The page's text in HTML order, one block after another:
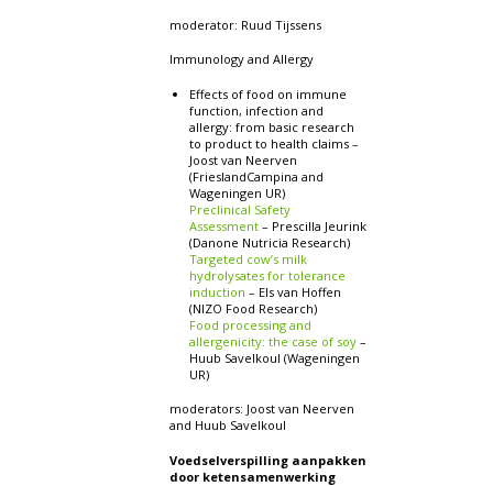
moderator: Ruud Tijssens
Immunology and Allergy
Effects of food on immune
function, infection and
allergy: from basic research
to product to health claims –
Joost van Neerven
(FrieslandCampina and
Wageningen UR)
Preclinical Safety
Assessment– Prescilla Jeurink
(Danone Nutricia Research)
Targeted cow’s milk
hydrolysates for tolerance
induction – Els van Hoffen
(NIZO Food Research)
Food processing and
allergenicity: the case of soy –
Huub Savelkoul (Wageningen
UR)
moderators: Joost van Neerven
and Huub Savelkoul
Voedselverspilling aanpakken
door ketensamenwerking